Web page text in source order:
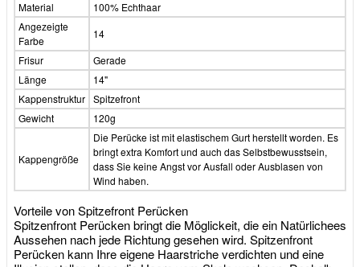
Material
100% Echthaar
Angezeigte
Farbe
14
Frisur
Gerade
Länge
14"
Kappenstruktur Spitzefront
Gewicht
120g
Kappengröße
Die Perücke ist mit elastischem Gurt herstellt worden. Es
bringt extra Komfort und auch das Selbstbewusstsein,
dass Sie keine Angst vor Ausfall oder Ausblasen von
Wind haben.
Vorteile von Spitzefront Perücken
Spitzenfront Perücken bringt die Möglickeit, die ein Natürlichees
Aussehen nach jede Richtung gesehen wird. Spitzenfront
Perücken kann Ihre eigene Haarstriche verdichten und eine